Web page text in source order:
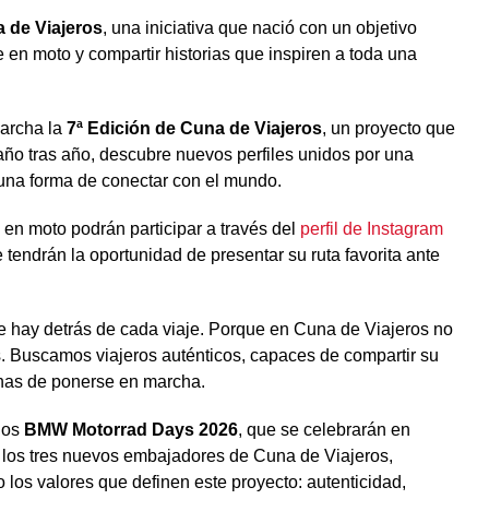
de Viajeros, una iniciativa que nació con un objetivo
moto y compartir historias que inspiren a toda una
la 7ª Edición de Cuna de Viajeros, un proyecto que
tras año, descubre nuevos perfiles unidos por una
forma de conectar con el mundo.
moto podrán participar a través del perfil de Instagram
la oportunidad de presentar su ruta favorita ante
detrás de cada viaje. Porque en Cuna de Viajeros no
viajeros auténticos, capaces de compartir su
de ponerse en marcha.
BMW Motorrad Days 2026, que se celebrarán en
tres nuevos embajadores de Cuna de Viajeros,
valores que definen este proyecto: autenticidad,